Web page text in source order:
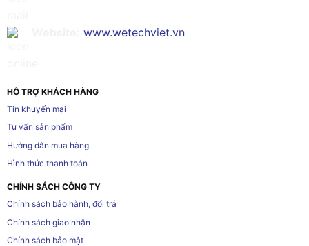
www.wetechviet.vn
HỖ TRỢ KHÁCH HÀNG
Tin khuyến mại
Tư vấn sản phẩm
Hướng dẫn mua hàng
Hình thức thanh toán
CHÍNH SÁCH CÔNG TY
Chính sách bảo hành, đổi trả
Chính sách giao nhận
Chính sách bảo mật